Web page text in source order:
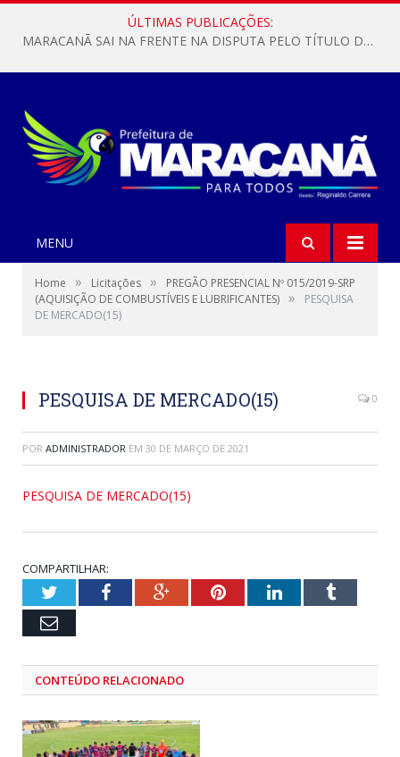
ÚLTIMAS PUBLICAÇÕES:
MARACANÃ SAI NA FRENTE NA DISPUTA PELO TÍTULO DA COPA PARÁ SUB-17!
MENU
Home » Licitações »
PREGÃO PRESENCIAL Nº 015/2019-SRP
(AQUISIÇÃO DE COMBUSTÍVEIS E LUBRIFICANTES) »
PESQUISA
DE MERCADO(15)
PESQUISA DE MERCADO(15) 0
POR ADMINISTRADOR EM 30 DE MARÇO DE 2021
PESQUISA DE MERCADO(15)
COMPARTILHAR:
TwitterFacebookGoogle+PinterestLinkedInTumblr
Email
CONTEÚDO RELACIONADO